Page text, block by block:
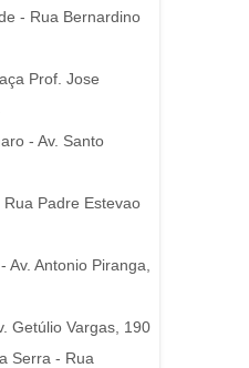
- Rua Bernardino
Prof. Jose
- Av. Santo
Padre Estevao
Av. Antonio Piranga,
Getúlio Vargas, 190
Serra - Rua